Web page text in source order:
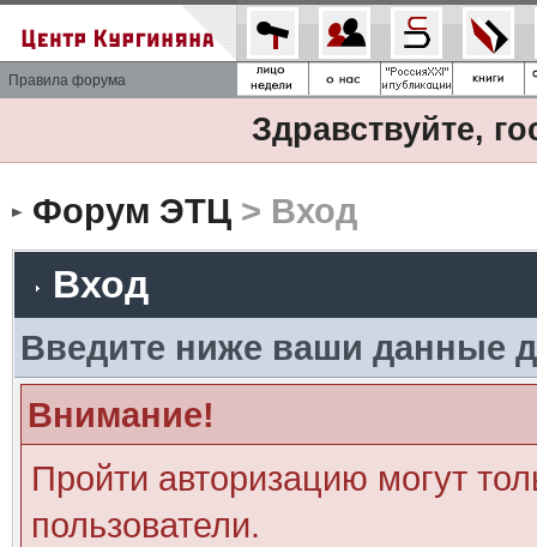
Правила форума
Здравствуйте,
Форум ЭТЦ> Вход
Вход
Введите ниже ваши данные
Внимание!
Пройти авторизацию могут
пользователи.